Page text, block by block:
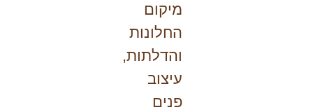
מיקום
החלונות
והדלתות,
עיצוב
פנים